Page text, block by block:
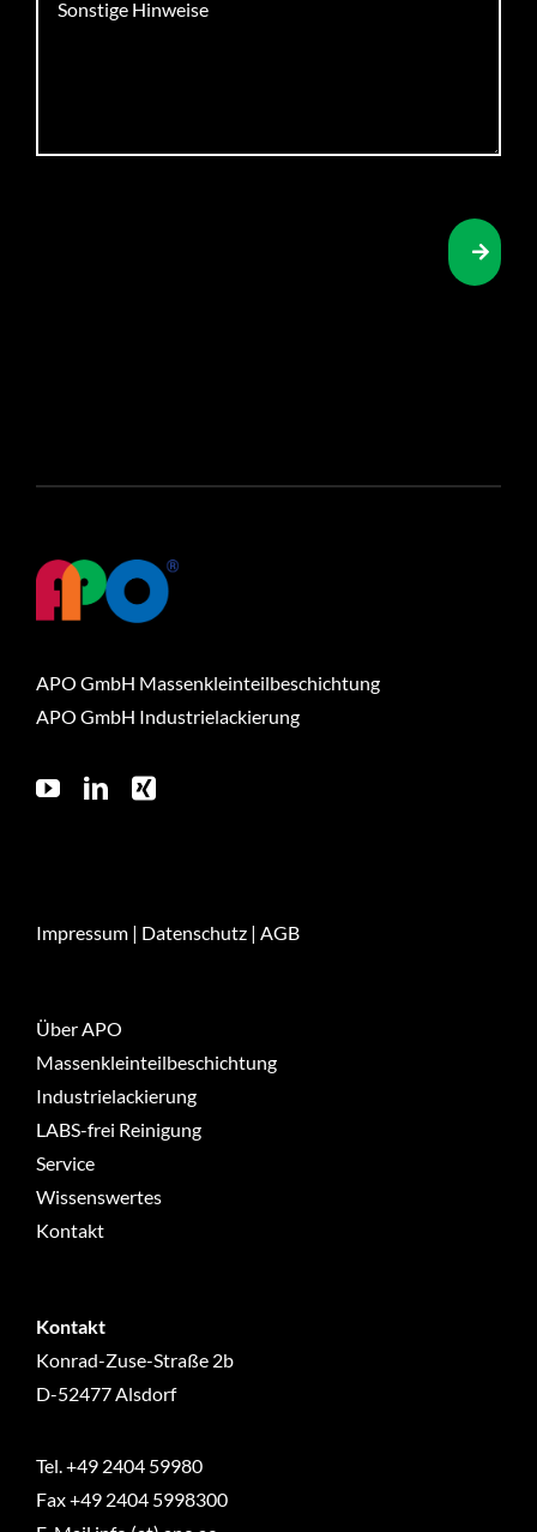
APO GmbH Massenkleinteilbeschichtung
APO GmbH Industrielackierung
Impressum| Datenschutz| AGB
Über APO
Massenkleinteilbeschichtung
Industrielackierung
LABS-frei Reinigung
Service
Wissenswertes
Kontakt
Kontakt
Konrad-Zuse-Straße 2b
D-52477 Alsdorf
Tel. +49 2404 59980
Fax +49 2404 5998300